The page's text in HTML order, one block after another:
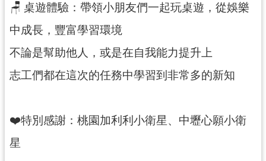
結
政
府
資
訊
回
首
🪑 桌遊體驗：帶領小朋友們一起玩桌遊，從娛樂
中成長，豐富學習環境
不論是幫助他人，或是在自我能力提升上
志工們都在這次的任務中學習到非常多的新知
❤️特別感謝：桃園加利利小衛星、中壢心願小衛
星